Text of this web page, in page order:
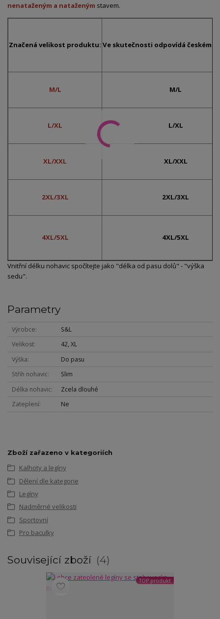
nenataženým a nataženým stavem.
Značená velikost produktu: Ve skutečnosti odpovídá českému
M/L M/L
L/XL L/XL
XL/XXL XL/XXL
2XL/3XL 2XL/3XL
4XL/5XL 4XL/5XL
Vnitřní délku nohavic spočítejte jako "délka od pasu dolů" - "výška
sedu".
Parametry
Výrobce
S&L
Velikost
42, XL
Výška
Do pasu
Střih nohavic
Slim
Délka nohavic
Zcela dlouhé
Zateplení
Ne
Zboží zařazeno v kategoriích
Kalhoty a legíny
Dělení dle kategorie
Legíny
Nadměrné velikosti
Sportovní
Pro baculky
Související zboží 4
TOP produkt